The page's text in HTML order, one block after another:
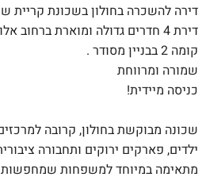
דירה להשכרה בחולון בשכונת קריית
דירת 4 חדרים גדולה ומוארת ברחוב אלופי צה"ל.
קומה 2 בבניין מסודר .
שמורה ומרווחת
כניסה מיידית!
שכונה מבוקשת בחולון, קרובה
ילדים, פארקים ירוקים ותחבורה
מתאימה במיוחד למשפחות שמחפשות